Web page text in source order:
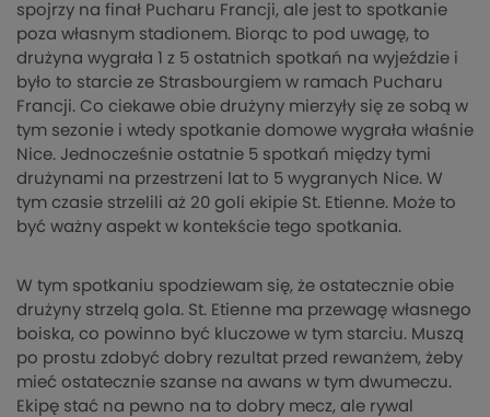
spojrzy na finał Pucharu Francji, ale jest to spotkanie
poza własnym stadionem. Biorąc to pod uwagę, to
drużyna wygrała 1 z 5 ostatnich spotkań na wyjeździe i
było to starcie ze Strasbourgiem w ramach Pucharu
Francji. Co ciekawe obie drużyny mierzyły się ze sobą w
tym sezonie i wtedy spotkanie domowe wygrała właśnie
Nice. Jednocześnie ostatnie 5 spotkań między tymi
drużynami na przestrzeni lat to 5 wygranych Nice. W
tym czasie strzelili aż 20 goli ekipie St. Etienne. Może to
być ważny aspekt w kontekście tego spotkania.
W tym spotkaniu spodziewam się, że ostatecznie obie
drużyny strzelą gola. St. Etienne ma przewagę własnego
boiska, co powinno być kluczowe w tym starciu. Muszą
po prostu zdobyć dobry rezultat przed rewanżem, żeby
mieć ostatecznie szanse na awans w tym dwumeczu.
Ekipę stać na pewno na to dobry mecz, ale rywal